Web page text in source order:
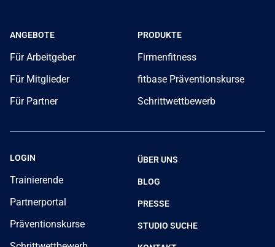
ANGEBOTE
Für Arbeitgeber
Für Mitglieder
Für Partner
PRODUKTE
Firmenfitness
fitbase Präventionskurse
Schrittwettbewerb
LOGIN
Trainierende
Partnerportal
Präventionskurse
ÜBER UNS
BLOG
PRESSE
STUDIO SUCHE